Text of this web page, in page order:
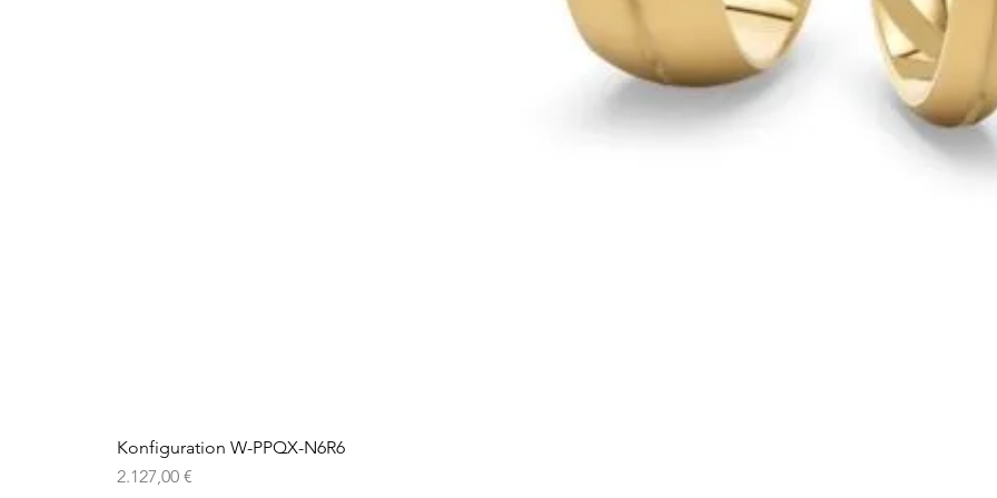
Konfiguration W-PPQX-N6R6
Preis
2.127,00 €